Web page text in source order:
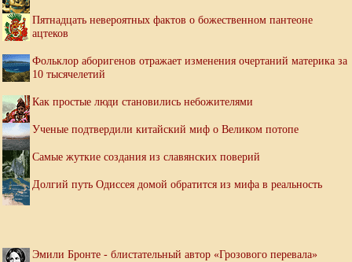
Пятнадцать невероятных фактов о божественном пантеоне
ацтеков
Фольклор аборигенов отражает изменения очертаний материка за
10 тысячелетий
Как простые люди становились небожителями
Ученые подтвердили китайский миф о Великом потопе
Самые жуткие создания из славянских поверий
Долгий путь Одиссея домой обратится из мифа в реальность
Эмили Бронте - блистательный автор «Грозового перевала»